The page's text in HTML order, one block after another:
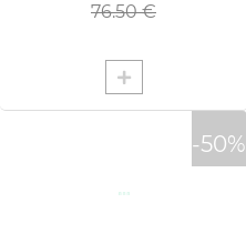
76.50 €
-50%